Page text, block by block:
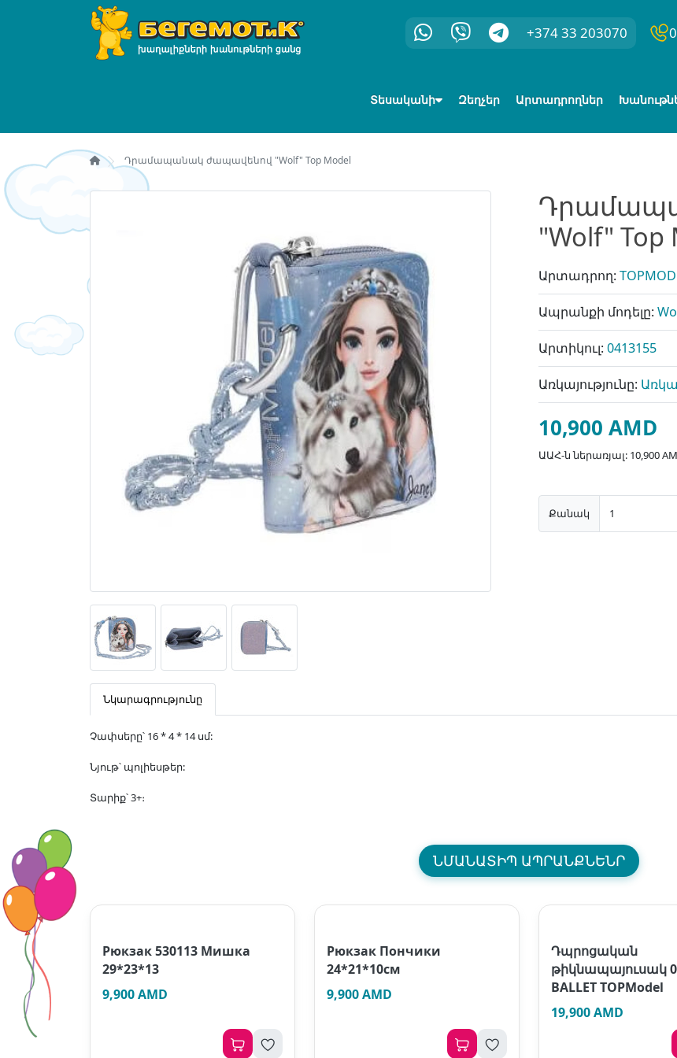
+374 33 203070
Տեսականի Զեղչեր Արտադրողներ
Դրամապանակ ժապավենով "Wolf" Top Model
"Wolf" Top
Արտադրող:
Ապրանքի մոդելը:
Արտիկուլ: 0413155
Առկայությունը:
10,900 AMD
ԱԱՀ-ն ներառյալ: 10,900
Քանակ
Նկարագրությունը
Չափսերը՝ 16 * 4 * 14 սմ:
Նյութ՝ պոլիեսթեր:
Տարիք՝ 3+։
ՆՄԱՆԱՏԻՊ ԱՊՐԱՆՔՆԵՆՐ
Рюкзак 530113 Мишка
29*23*13
9,900 AMD
Рюкзак Пончики
24*21*10см
9,900 AMD
Դպրոցական
թիկնապայուսակ
BALLET TOPModel
19,900 AMD